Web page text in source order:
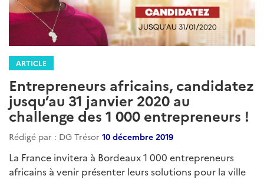
ARTICLE
Entrepreneurs africains, candidatez
jusqu’au 31 janvier 2020 au
challenge des 1 000 entrepreneurs !
Rédigé par : DG Trésor 10 décembre 2019
La France invitera à Bordeaux 1 000 entrepreneurs
africains à venir présenter leurs solutions pour la ville